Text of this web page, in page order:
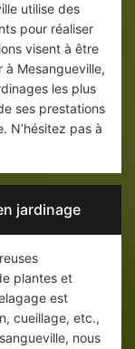
utilise des
pour réaliser
visent à être
Mesangueville,
les plus
ses prestations
N’hésitez pas à
jardinage
plantes et
est
cueillage, etc.,
nous